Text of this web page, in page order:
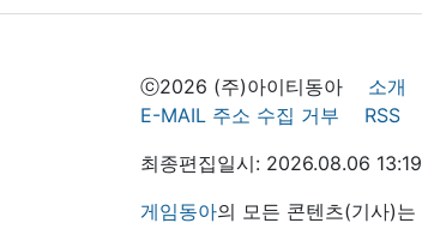
ⓒ2026 (주)아이티동아 소개
E-MAIL 주소 수집 거부
RSS
최종편집일시: 2026.08.06 13:19
게임동아의 모든 콘텐츠(기사)는